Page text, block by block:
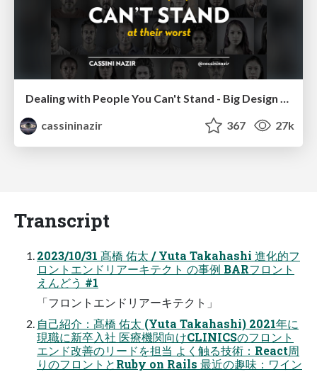
Dealing with People You Can't Stand - Big Design 2015
cassininazir
367 27k
Transcript
2023/10/31 髙橋 佑太 / Yuta Takahashi 進化的フ
ロントエンドリアーキテクト の事例 BARフロント
えんどう #1
「フロントエンドリアーキテクト」
自己紹介：髙橋 佑太 (Yuta Takahashi) 2021年に
現職に新卒入社 医療機関向けCLINICSのフロント
エンド改善のリードを担当 よく触る技術：React周
りのフロントとRuby on Rails 最近の趣味：ワイン